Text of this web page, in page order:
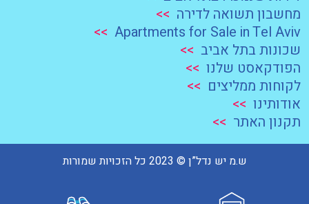
מחשבון תשואה לדירה >>
Apartments for Sale in Tel Aviv
>>
שכונות בתל אביב >>
הפודקאסט שלנו
>>
לקוחות ממליצים >>
אודותינו
>>
תקנון האתר >>
ש.מ יש נדל”ן © 2023 כל הזכויות שמורות